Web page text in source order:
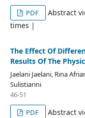
PDF
Abstract
times |
The Effect Of
Results Of The
Jaelani Jaelani, Rina
Sulistiarini
46-51
PDF
Abstract